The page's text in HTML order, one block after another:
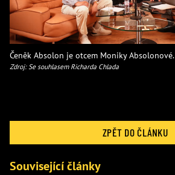
Čeněk Absolon je otcem Moniky Absolonové.
Zdroj: Se souhlasem Richarda Chlada
ZPĚT DO ČLÁNKU
Související články